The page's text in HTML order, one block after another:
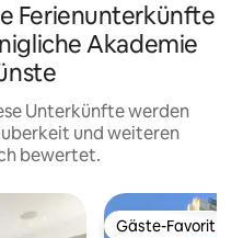
Ferienunterkünfte
Akademie
Unterkünfte werden
und weiteren
bewertet.
Gäste-Favorit